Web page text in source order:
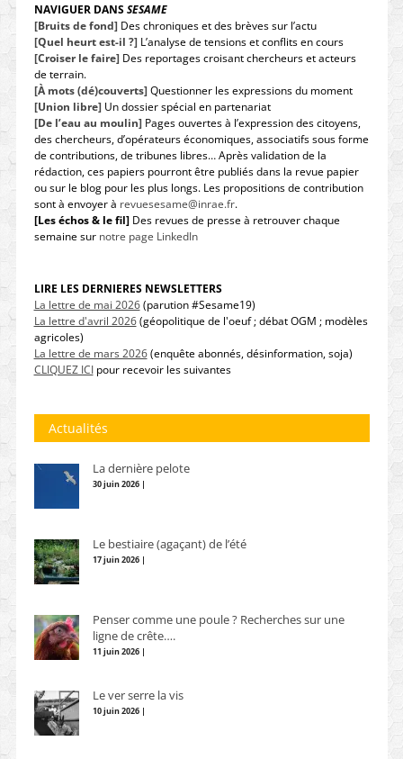
NAVIGUER DANSSESAME
[Bruits de fond]Des chroniques et des brèves sur l’actu
[Quel heurt est-il ?]L’analyse de tensions et conflits en cours
[Croiser le faire]Des reportages croisant chercheurs et acteurs
de terrain.
[À mots (dé)couverts]Questionner les expressions du moment
[Union libre]Un dossier spécial en partenariat
[De l’eau au moulin]Pages ouvertes à l’expression des citoyens,
des chercheurs, d’opérateurs économiques, associatifs sous forme
de contributions, de tribunes libres… Après validation de la
rédaction, ces papiers pourront être publiés dans la revue papier
ou sur le blog pour les plus longs. Les propositions de contribution
sont à envoyer à revuesesame@inrae.fr.
[Les échos & le fil]Des revues de presse à retrouver chaque
semaine sur notre page LinkedIn
LIRE LES DERNIERES NEWSLETTERS
La lettre de mai 2026(parution #Sesame19)
La lettre d'avril 2026(géopolitique de l'oeuf ; débat OGM ; modèles
agricoles)
La lettre de mars 2026(enquête abonnés, désinformation, soja)
CLIQUEZ ICIpour recevoir les suivantes
Actualités
La dernière pelote
30 juin 2026 |
Le bestiaire (agaçant) de l’été
17 juin 2026 |
Penser comme une poule ? Recherches sur une
ligne de crête….
11 juin 2026 |
Le ver serre la vis
10 juin 2026 |